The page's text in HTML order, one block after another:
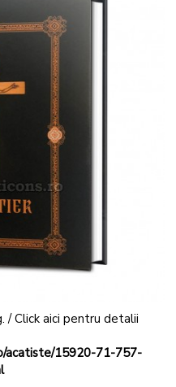
/ Click aici pentru detalii
acatiste/15920-71-757-